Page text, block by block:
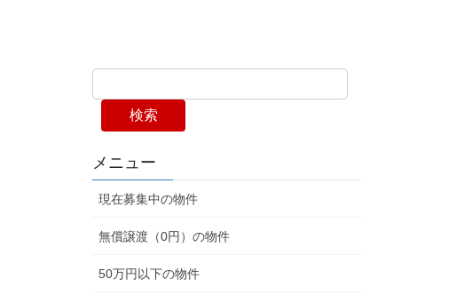
検索
メニュー
現在募集中の物件
無償譲渡（0円）の物件
50万円以下の物件